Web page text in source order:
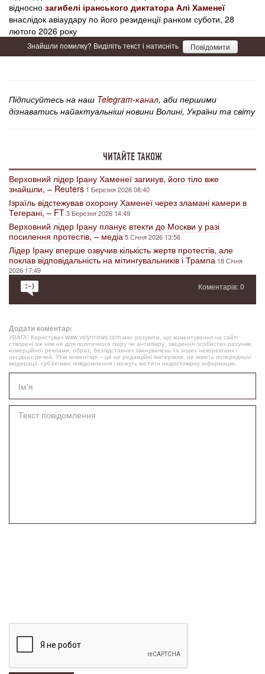
відносно загибелі іранського диктатора Алі Хаменеї
внаслідок авіаудару по його резиденції ранком суботи, 28
лютого 2026 року
Знайшли помилку? Виділіть текст і натисніть Повідомити
Підписуйтесь на наш Telegram-канал, аби першими
дізнаватись найактуальніші новини Волині, України та світу
ЧИТАЙТЕ ТАКОЖ
Верховний лідер Ірану Хаменеї загинув, його тіло вже
знайшли, – Reuters 1 Березня 2026 08:40
Ізраїль відстежував охорону Хаменеї через зламані камери в
Тегерані, – FT3 Березня 2026 14:49
Верховний лідер Ірану планує втекти до Москви у разі
посилення протестів, – медіа5 Січня 2026 13:56
Лідер Ірану вперше озвучив кількість жертв протестів, але
поклав відповідальність на мітингувальників і Трампа 18 Січня
2026 17:49
Коментарів: 0
Додати коментар:
УВАГА! Користувач www.volynnews.com має розуміти, що коментування на сайті
створені аж ніяк не для політичного піару чи антипіару, зведення особистих рахунків,
комерційної реклами, образ, безпідставних звинувачень та інших некоректних і
негідних речей. Утім коментарі – це не редакційні матеріали, не мають попередньої
модерації, суб’єктивні повідомлення і можуть містити недостовірну інформацію.